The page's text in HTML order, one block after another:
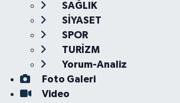
SAĞLIK
SİYASET
SPOR
TURİZM
Yorum-Analiz
Foto Galeri
Video